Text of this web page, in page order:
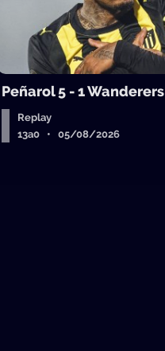
Peñarol 5 - 1 Wanderers
Replay
13a0 • 05/08/2026